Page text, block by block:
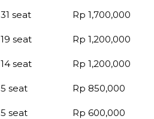
31 seat Rp 1,700,000
19 seat Rp 1,200,000
14 seat Rp 1,200,000
5 seat Rp 850,000
5 seat Rp 600,000